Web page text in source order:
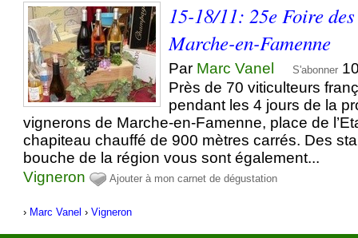
15-18/11: 25e Foire
Marche-en-Famenne
Par Marc Vanel S'abonner
Près de 70 viticulteurs
pendant les 4 jours de la
vignerons de Marche-en-Famenne, place de
chapiteau chauffé de 900 mètres carrés. Des
bouche de la région vous sont également...
Vigneron
Ajouter à mon carnet de dégustation
› Marc Vanel ›Vigneron